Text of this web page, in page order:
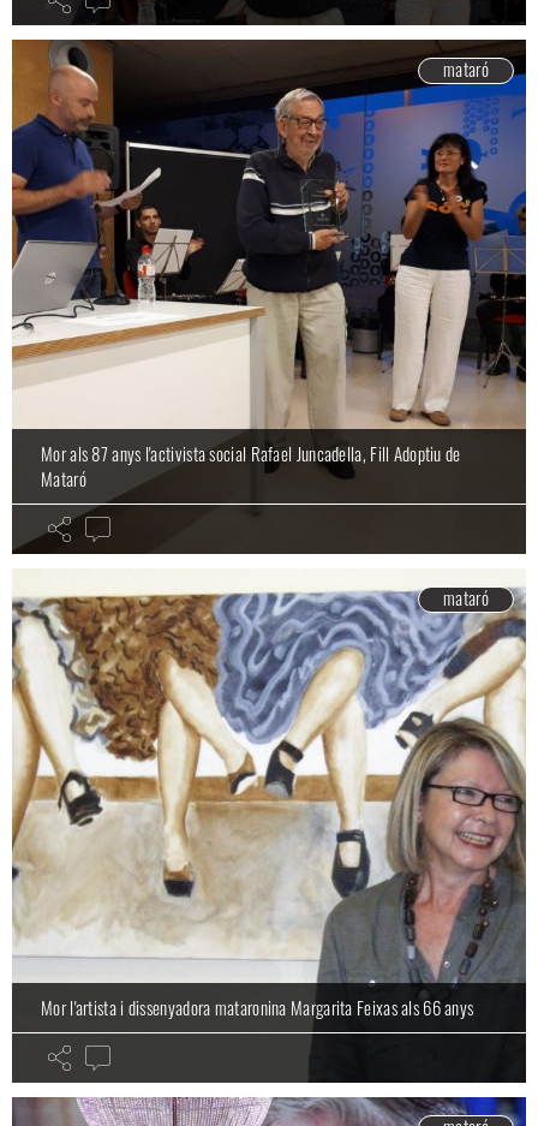
mataró
Mor als 87 anys l'activista social Rafael Juncadella, Fill Adoptiu de
Mataró
mataró
Mor l'artista i dissenyadora mataronina Margarita Feixas als 66 anys